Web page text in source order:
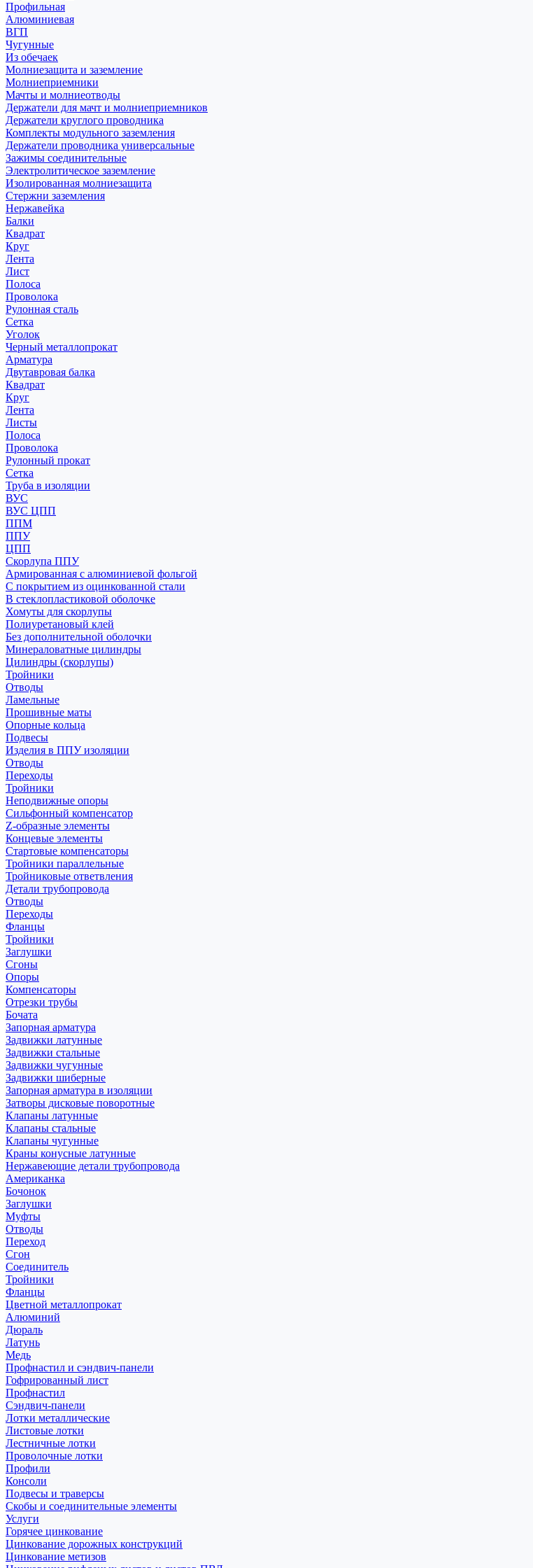
Профильная
Алюминиевая
ВГП
Чугунные
Из обечаек
Молниезащита и заземление
Молниеприемники
Мачты и молниеотводы
Держатели для мачт и молниеприемников
Держатели круглого проводника
Комплекты модульного заземления
Держатели проводника универсальные
Зажимы соединительные
Электролитическое заземление
Изолированная молниезащита
Стержни заземления
Нержавейка
Балки
Квадрат
Круг
Лента
Лист
Полоса
Проволока
Рулонная сталь
Сетка
Уголок
Черный металлопрокат
Арматура
Двутавровая балка
Квадрат
Круг
Лента
Листы
Полоса
Проволока
Рулонный прокат
Сетка
Труба в изоляции
ВУС
ВУС ЦПП
ППМ
ППУ
ЦПП
Скорлупа ППУ
Армированная с алюминиевой фольгой
С покрытием из оцинкованной стали
В стеклопластиковой оболочке
Хомуты для скорлупы
Полиуретановый клей
Без дополнительной оболочки
Минераловатные цилиндры
Цилиндры (скорлупы)
Тройники
Отводы
Ламельные
Прошивные маты
Опорные кольца
Подвесы
Изделия в ППУ изоляции
Отводы
Переходы
Тройники
Неподвижные опоры
Cильфонный компенсатор
Z-образные элементы
Концевые элементы
Стартовые компенсаторы
Тройники параллельные
Тройниковые ответвления
Детали трубопровода
Отводы
Переходы
Фланцы
Тройники
Заглушки
Сгоны
Опоры
Компенсаторы
Отрезки трубы
Бочата
Запорная арматура
Задвижки латунные
Задвижки стальные
Задвижки чугунные
Задвижки шиберные
Запорная арматура в изоляции
Затворы дисковые поворотные
Клапаны латунные
Клапаны стальные
Клапаны чугунные
Краны конусные латунные
Нержавеющие детали трубопровода
Американка
Бочонок
Заглушки
Муфты
Отводы
Переход
Сгон
Соединитель
Тройники
Фланцы
Цветной металлопрокат
Алюминий
Дюраль
Латунь
Медь
Профнастил и сэндвич-панели
Гофрированный лист
Профнастил
Сэндвич-панели
Лотки металлические
Листовые лотки
Лестничные лотки
Проволочные лотки
Профили
Консоли
Подвесы и траверсы
Скобы и соединительные элементы
Услуги
Горячее цинкование
Цинкование дорожных конструкций
Цинкование метизов